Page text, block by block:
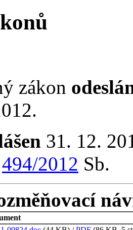
zákon
31. 12.
494/2012 Sb.